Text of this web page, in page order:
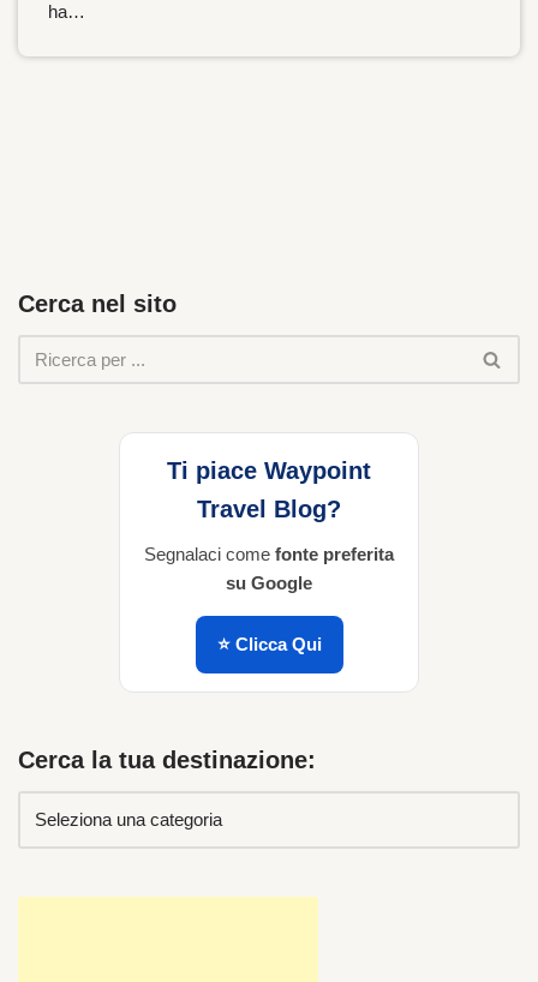
ha…
Cerca nel sito
Ti piace Waypoint
Travel Blog?
Segnalaci come fonte preferita
su Google
⭐ Clicca Qui
Cerca la tua destinazione: